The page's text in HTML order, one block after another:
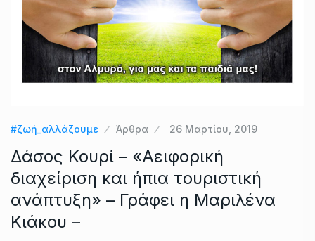
#ζωή_αλλάζουμε Άρθρα 26 Μαρτίου, 2019
Δάσος Κουρί – «Αειφορική
διαχείριση και ήπια τουριστική
ανάπτυξη» – Γράφει η Μαριλένα
Κιάκου –